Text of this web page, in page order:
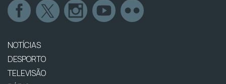
NOTÍCIAS
DESPORTO
TELEVISÃO